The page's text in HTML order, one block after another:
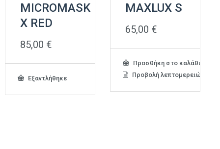
MICROMASK
X RED
85,00 €
Εξαντλήθηκε
MAXLUX S
65,00 €
Προσθήκη στο καλάθι
Προβολή λεπτομερειών